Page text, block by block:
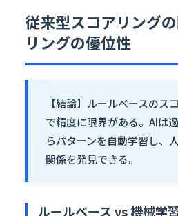
従来型スコアリング
リングの優位性
【結論】ルールベースのス
で精度に限界がある。AIは
らパターンを自動学習し、
関係を発見できる。
ルールベース vs 機械学